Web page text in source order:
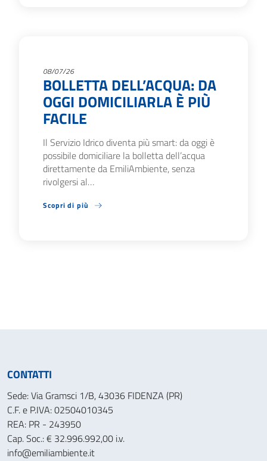
08/07/26
BOLLETTA DELL’ACQUA: DA
OGGI DOMICILIARLA È PIÙ
FACILE
Il Servizio Idrico diventa più smart: da oggi è
possibile domiciliare la bolletta dell’acqua
direttamente da EmiliAmbiente, senza
rivolgersi al…
Scopri di più
CONTATTI
Sede: Via Gramsci 1/B, 43036 FIDENZA (PR)
C.F. e P.IVA: 02504010345
REA: PR - 243950
Cap. Soc.: € 32.996.992,00 i.v.
info@emiliambiente.it